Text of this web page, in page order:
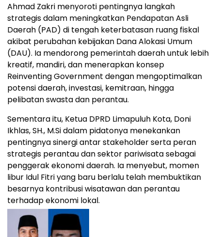
Ahmad Zakri menyoroti pentingnya langkah
strategis dalam meningkatkan Pendapatan Asli
Daerah (PAD) di tengah keterbatasan ruang fiskal
akibat perubahan kebijakan Dana Alokasi Umum
(DAU). Ia mendorong pemerintah daerah untuk lebih
kreatif, mandiri, dan menerapkan konsep
Reinventing Government dengan mengoptimalkan
potensi daerah, investasi, kemitraan, hingga
pelibatan swasta dan perantau.
Sementara itu, Ketua DPRD Limapuluh Kota, Doni
Ikhlas, SH., M.Si dalam pidatonya menekankan
pentingnya sinergi antar stakeholder serta peran
strategis perantau dan sektor pariwisata sebagai
penggerak ekonomi daerah. Ia menyebut, momen
libur Idul Fitri yang baru berlalu telah membuktikan
besarnya kontribusi wisatawan dan perantau
terhadap ekonomi lokal.